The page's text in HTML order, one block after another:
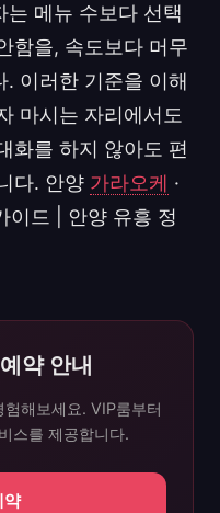
는 메뉴 수보다 선택
함을, 속도보다 머무
이러한 기준을 이해
마시는 자리에서도
화를 하지 않아도 편
다. 안양 가라오케 ·
이드 | 안양 유흥 정
약 안내
해보세요. VIP룸부터
스를 제공합니다.
약